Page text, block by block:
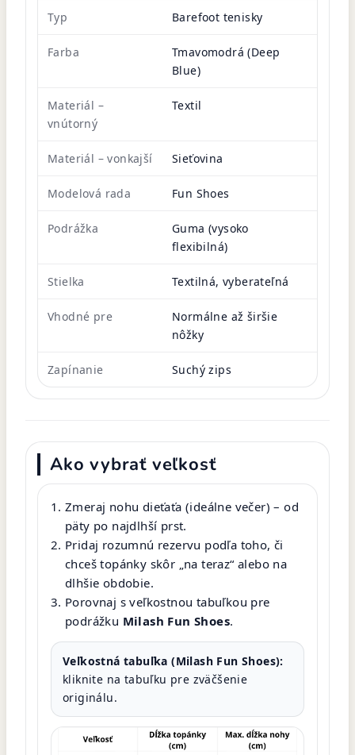
Typ Barefoot tenisky
Farba
Tmavomodrá (Deep
Blue)
Materiál –
vnútorný
Textil
Materiál – vonkajší Sieťovina
Modelová rada Fun Shoes
Podrážka
Guma (vysoko
flexibilná)
Stielka Textilná, vyberateľná
Vhodné pre
Normálne až širšie
nôžky
Zapínanie Suchý zips
Ako vybrať veľkosť
Zmeraj nohu dieťaťa (ideálne večer) – od
päty po najdlhší prst.
Pridaj rozumnú rezervu podľa toho, či
chceš topánky skôr „na teraz“ alebo na
dlhšie obdobie.
Porovnaj s veľkostnou tabuľkou pre
podrážku Milash Fun Shoes.
Veľkostná tabuľka (Milash Fun Shoes):
kliknite na tabuľku pre zväčšenie
originálu.